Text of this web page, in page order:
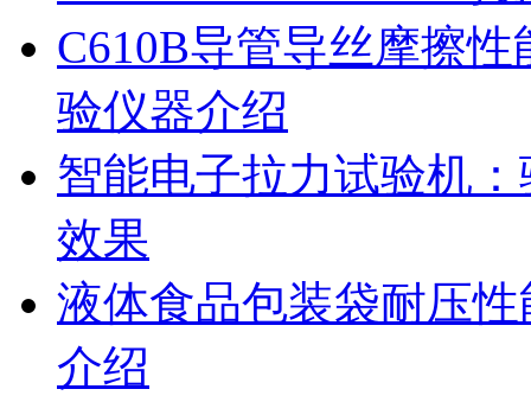
C610B导管导丝摩擦
验仪器介绍
智能电子拉力试验机
效果
液体食品包装袋耐压
介绍